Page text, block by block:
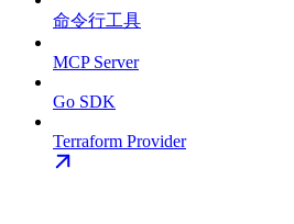
命令行工具
MCP Server
Go SDK
Terraform Provider